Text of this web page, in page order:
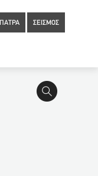
ΠΑΤΡΑ ΣΕΙΣΜΟΣ
Τζανάκης: Σπάνιες